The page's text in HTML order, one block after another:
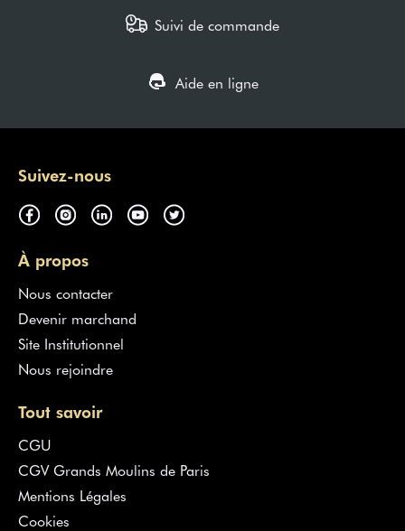
Suivi de commande
Aide en ligne
Suivez-nous
À propos
Nous contacter
Devenir marchand
Site Institutionnel
Nous rejoindre
Tout savoir
CGU
CGV Grands Moulins de Paris
Mentions Légales
Cookies